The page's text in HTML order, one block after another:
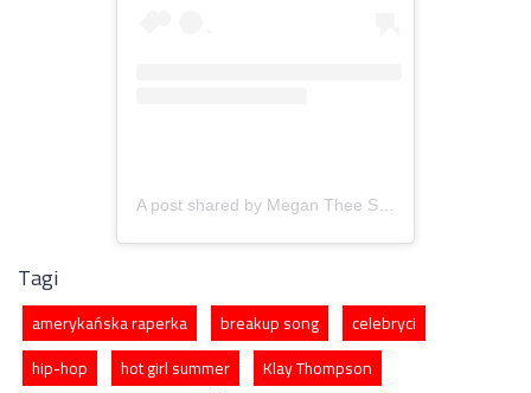
A post shared by Megan Thee Stallion (@theestallion)
Tagi
amerykańska raperka breakup song
celebryci
hip-hop
hot girl summer
Klay Thompson